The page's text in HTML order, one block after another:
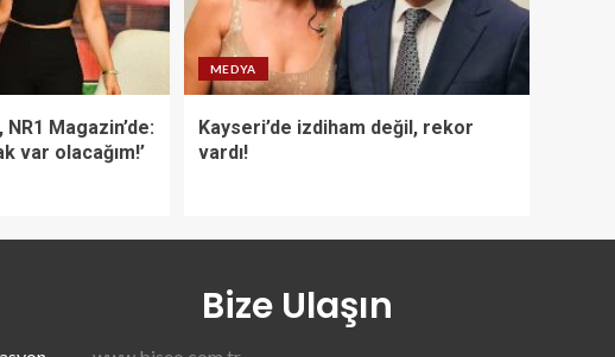
Magazin’de:
var olacağım!’
MEDYA
Kayseri’de izdiham değil, rekor
vardı!
Bize Ulaşın